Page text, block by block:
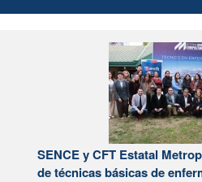
SENCE y CFT Estatal
de técnicas básicas de